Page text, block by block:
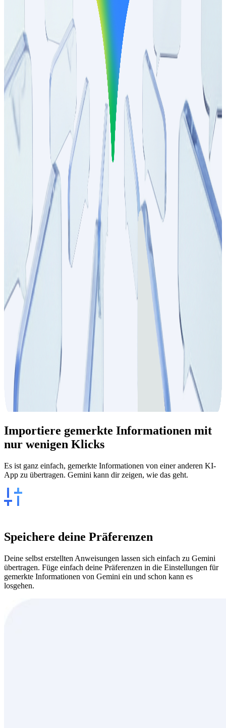
Importiere gemerkte Informationen mit
nur wenigen Klicks
Es ist ganz einfach, gemerkte Informationen von einer anderen KI-
App zu übertragen. Gemini kann dir zeigen, wie das geht.
Speichere deine Präferenzen
Deine selbst erstellten Anweisungen lassen sich einfach zu Gemini
übertragen. Füge einfach deine Präferenzen in die Einstellungen für
gemerkte Informationen von Gemini ein und schon kann es
losgehen.